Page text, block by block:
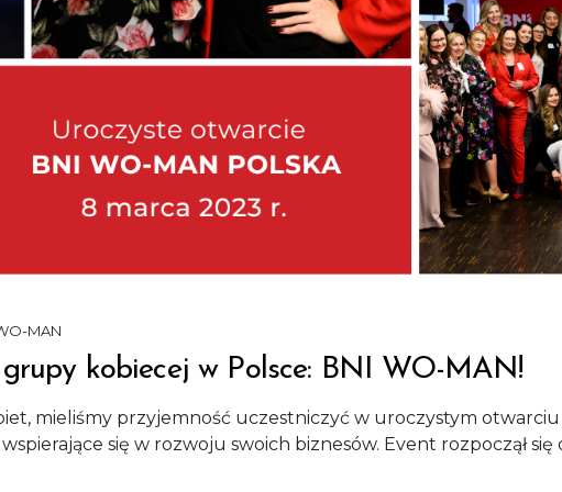
MAN
kobiecej w Polsce: BNI WO-MAN!
mieliśmy przyjemność uczestniczyć w uroczystym otwarciu
się w rozwoju swoich biznesów. Event rozpoczął